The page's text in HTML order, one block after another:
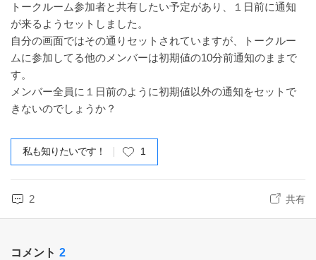
トークルーム参加者と共有したい予定があり、１日前に通知
が来るようセットしました。
自分の画面ではその通りセットされていますが、トークルー
ムに参加してる他のメンバーは初期値の10分前通知のままで
す。
メンバー全員に１日前のように初期値以外の通知をセットで
きないのでしょうか？
私も知りたいです！ 1
2 共有
コメント 2